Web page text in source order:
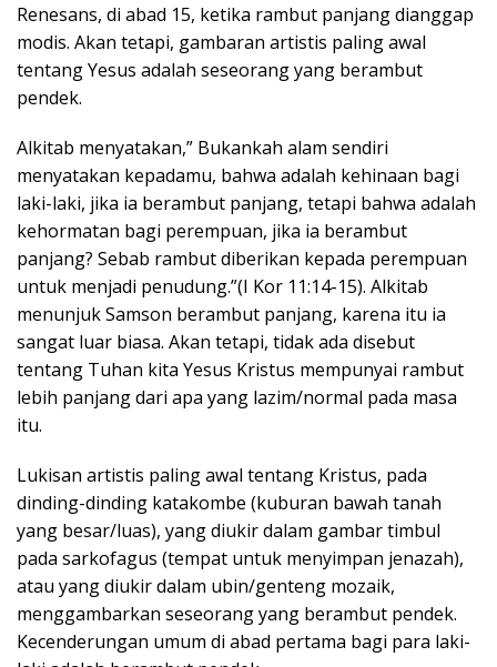
Renesans, di abad 15, ketika rambut panjang dianggap
modis. Akan tetapi, gambaran artistis paling awal
tentang Yesus adalah seseorang yang berambut
pendek.
Alkitab menyatakan,” Bukankah alam sendiri
menyatakan kepadamu, bahwa adalah kehinaan bagi
laki-laki, jika ia berambut panjang, tetapi bahwa adalah
kehormatan bagi perempuan, jika ia berambut
panjang? Sebab rambut diberikan kepada perempuan
untuk menjadi penudung.”(I Kor 11:14-15). Alkitab
menunjuk Samson berambut panjang, karena itu ia
sangat luar biasa. Akan tetapi, tidak ada disebut
tentang Tuhan kita Yesus Kristus mempunyai rambut
lebih panjang dari apa yang lazim/normal pada masa
itu.
Lukisan artistis paling awal tentang Kristus, pada
dinding-dinding katakombe (kuburan bawah tanah
yang besar/luas), yang diukir dalam gambar timbul
pada sarkofagus (tempat untuk menyimpan jenazah),
atau yang diukir dalam ubin/genteng mozaik,
menggambarkan seseorang yang berambut pendek.
Kecenderungan umum di abad pertama bagi para laki-